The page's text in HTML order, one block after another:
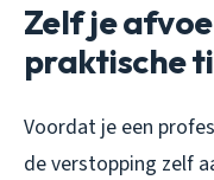
Zelf je
praktische
Voordat je een
de verstopping zelf